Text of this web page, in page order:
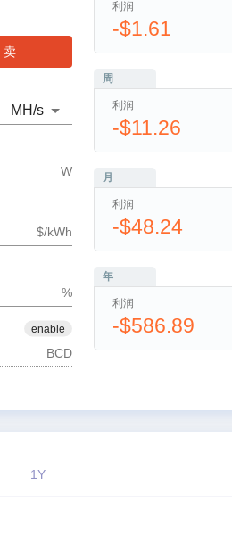
卖
MH/s
W
$/kWh
%
enable
BCD
利润
-$1.61
周
利润
-$11.26
月
利润
-$48.24
年
利润
-$586.89
1Y